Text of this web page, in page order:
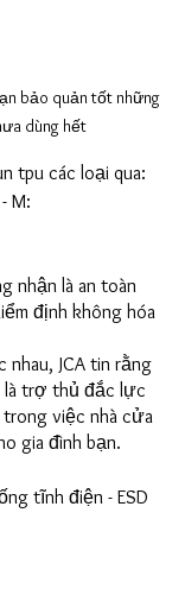
bảo quản tốt những
dùng hết
tpu các loại qua:
M:
nhận là an toàn
định không hóa
JCA tin rằng
là trợ thủ đắc lực
việc nhà cửa
gia đình bạn.
tĩnh điện - ESD